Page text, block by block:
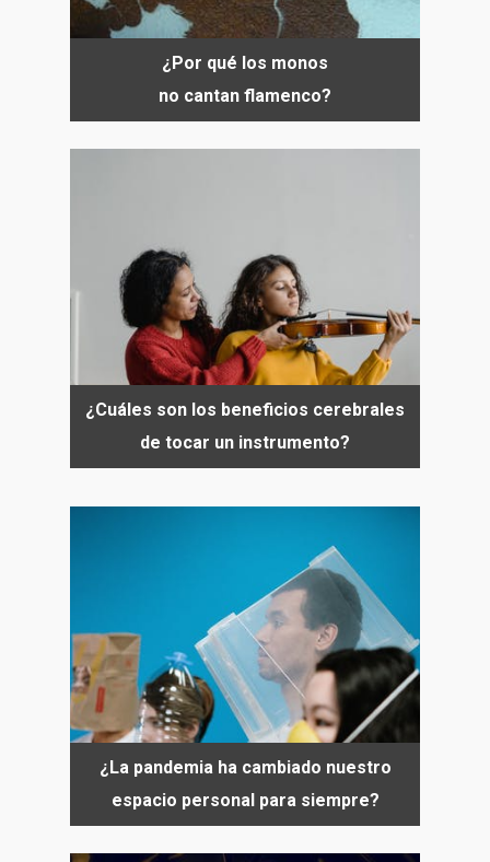
¿Por qué los monos
no cantan flamenco?
¿Cuáles son los beneficios cerebrales
de tocar un instrumento?
¿La pandemia ha cambiado nuestro
espacio personal para siempre?